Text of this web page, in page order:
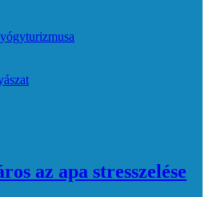
az apa stresszelése